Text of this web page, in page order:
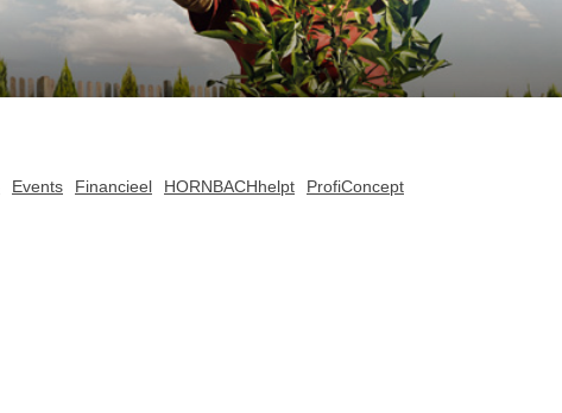
Events Financieel HORNBACHhelpt ProfiConcept